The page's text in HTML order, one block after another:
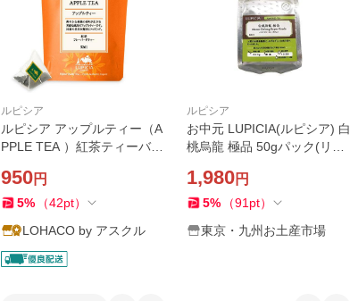
ルピシア
ルピシア アップルティー（A
PPLE TEA ）紅茶ティーバッ
950円
5% （42pt）
LOHACO by アスクル
ルピシア
お中元 LUPICIA(ルピシア) 白
桃烏龍 極品 50gパック(リー
1,980円
5% （91 pt）
東京・九州お土産市場